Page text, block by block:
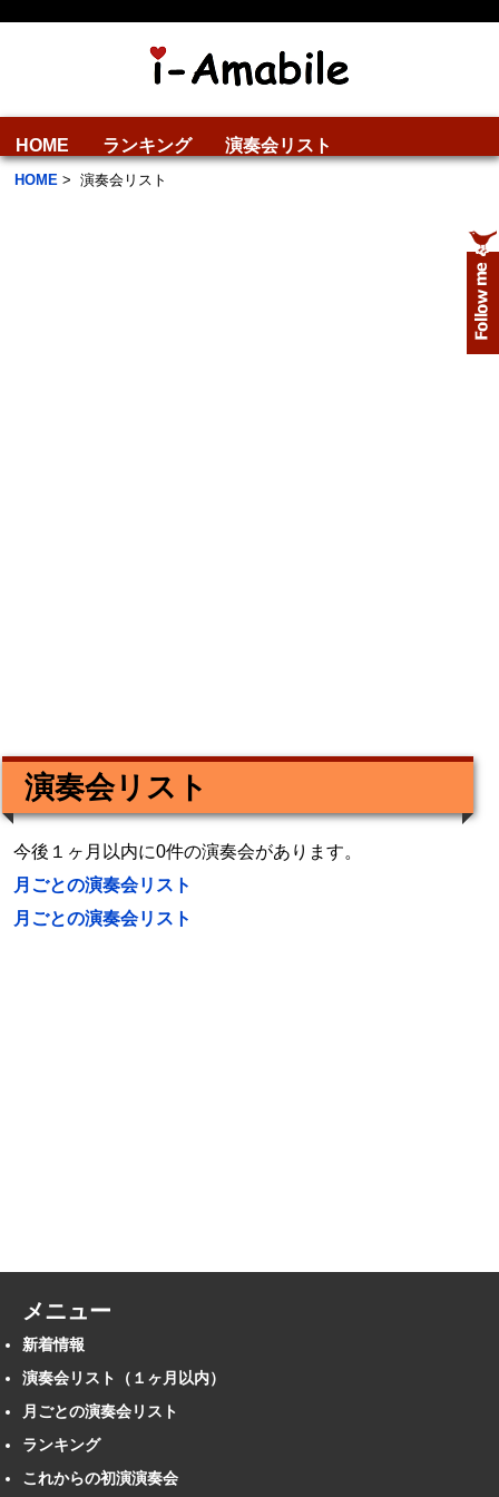
HOME ランキング 演奏会リスト
HOME > 演奏会リスト
演奏会リスト
今後１ヶ月以内に0件の演奏会があります。
月ごとの演奏会リスト
月ごとの演奏会リスト
メニュー
新着情報
演奏会リスト（１ヶ月以内）
月ごとの演奏会リスト
ランキング
これからの初演演奏会